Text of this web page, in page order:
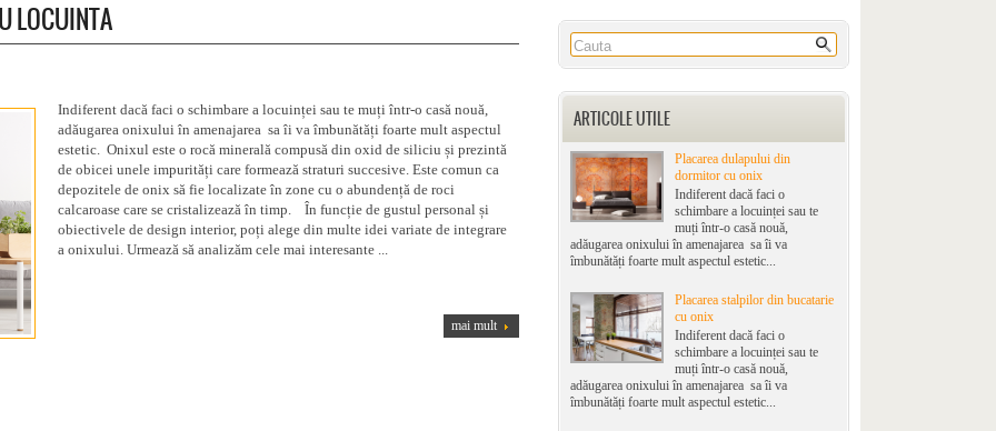
ARTICOLE UTILE
Placarea dulapului din
dormitor cu onix
Indiferent dacă faci o
schimbare a locuinței sau te
muți într-o casă nouă,
adăugarea onixului în amenajarea sa îi va
îmbunătăți foarte mult aspectul estetic...
Placarea stalpilor din bucatarie
cu onix
Indiferent dacă faci o
schimbare a locuinței sau te
muți într-o casă nouă,
adăugarea onixului în amenajarea sa îi va
îmbunătăți foarte mult aspectul estetic...
LOCUINTA
Indiferent dacă faci o schimbare a locuinței sau te muți într-o casă nouă,
adăugarea onixului în amenajarea sa îi va îmbunătăți foarte mult aspectul
estetic. Onixul este o rocă minerală compusă din oxid de siliciu și prezintă
de obicei unele impurități care formează straturi succesive. Este comun ca
depozitele de onix să fie localizate în zone cu o abundență de roci
calcaroase care se cristalizează în timp. În funcție de gustul personal și
obiectivele de design interior, poți alege din multe idei variate de integrare
a onixului. Urmează să analizăm cele mai interesante ...
mai mult